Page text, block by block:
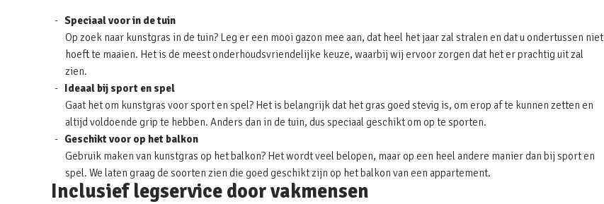
Speciaal voor in de tuin
Op zoek naar kunstgras in de tuin? Leg er een mooi gazon mee aan, dat heel het jaar zal stralen en dat u ondertussen niet
hoeft te maaien. Het is de meest onderhoudsvriendelijke keuze, waarbij wij ervoor zorgen dat het er prachtig uit zal
zien.
Ideaal bij sport en spel
Gaat het om kunstgras voor sport en spel? Het is belangrijk dat het gras goed stevig is, om erop af te kunnen zetten en
altijd voldoende grip te hebben. Anders dan in de tuin, dus speciaal geschikt om op te sporten.
Geschikt voor op het balkon
Gebruik maken van kunstgras op het balkon? Het wordt veel belopen, maar op een heel andere manier dan bij sport en
spel. We laten graag de soorten zien die goed geschikt zijn op het balkon van een appartement.
Inclusief legservice door vakmensen